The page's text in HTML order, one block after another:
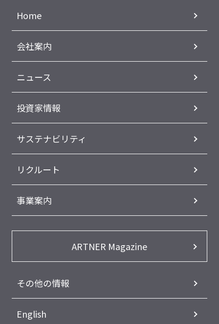
Home
会社案内
ニュース
投資家情報
サステナビリティ
リクルート
事業案内
ARTNER Magazine
その他の情報
English